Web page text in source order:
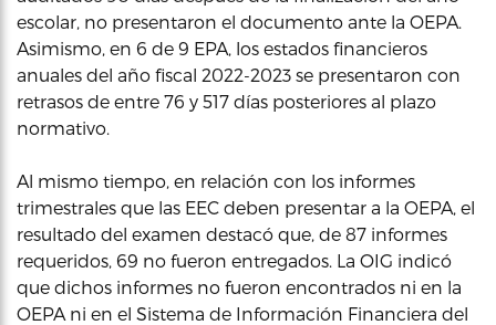
escolar, no presentaron el documento ante la OEPA.
Asimismo, en 6 de 9 EPA, los estados financieros
anuales del año fiscal 2022-2023 se presentaron con
retrasos de entre 76 y 517 días posteriores al plazo
normativo.
Al mismo tiempo, en relación con los informes
trimestrales que las EEC deben presentar a la OEPA, el
resultado del examen destacó que, de 87 informes
requeridos, 69 no fueron entregados. La OIG indicó
que dichos informes no fueron encontrados ni en la
OEPA ni en el Sistema de Información Financiera del